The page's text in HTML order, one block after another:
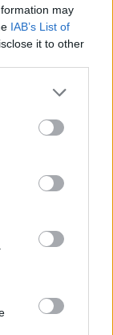
may
IAB’s List of
it to other
KODI 19.4.
zcela bez